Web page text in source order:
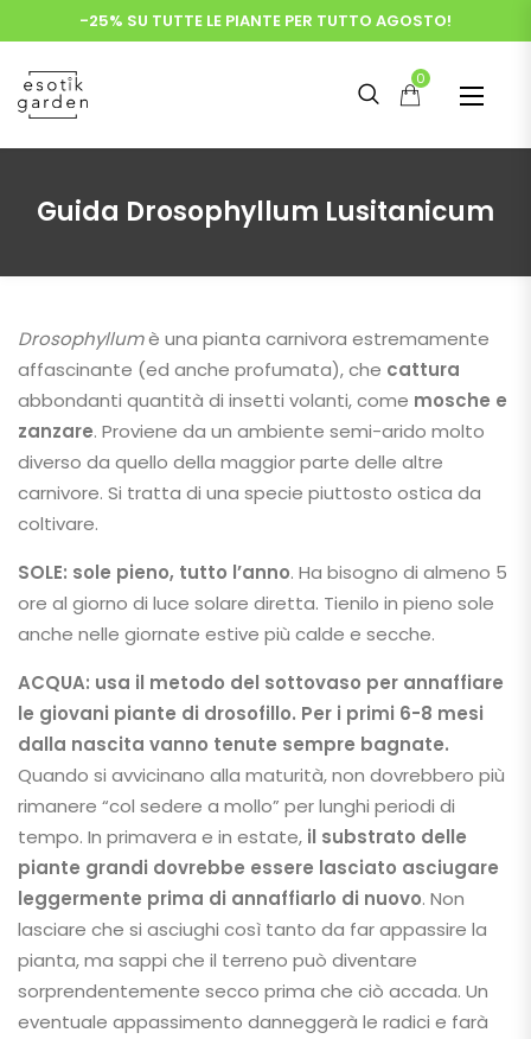
-25% SU TUTTE LE PIANTE PER TUTTO AGOSTO!
0
Guida Drosophyllum Lusitanicum
Drosophyllumè una pianta carnivora estremamente
affascinante (ed anche profumata), che cattura
abbondanti quantità di insetti volanti, come mosche e
zanzare. Proviene da un ambiente semi-arido molto
diverso da quello della maggior parte delle altre
carnivore. Si tratta di una specie piuttosto ostica da
coltivare.
SOLE: sole pieno, tutto l’anno. Ha bisogno di almeno 5
ore al giorno di luce solare diretta. Tienilo in pieno sole
anche nelle giornate estive più calde e secche.
ACQUA: usa il metodo del sottovaso per annaffiare
le giovani piante di drosofillo. Per i primi 6-8 mesi
dalla nascita vanno tenute sempre bagnate.
Quando si avvicinano alla maturità, non dovrebbero più
rimanere “col sedere a mollo” per lunghi periodi di
tempo. In primavera e in estate, il substrato delle
piante grandi dovrebbe essere lasciato asciugare
leggermente prima di annaffiarlo di nuovo. Non
lasciare che si asciughi così tanto da far appassire la
pianta, ma sappi che il terreno può diventare
sorprendentemente secco prima che ciò accada. Un
eventuale appassimento danneggerà le radici e farà